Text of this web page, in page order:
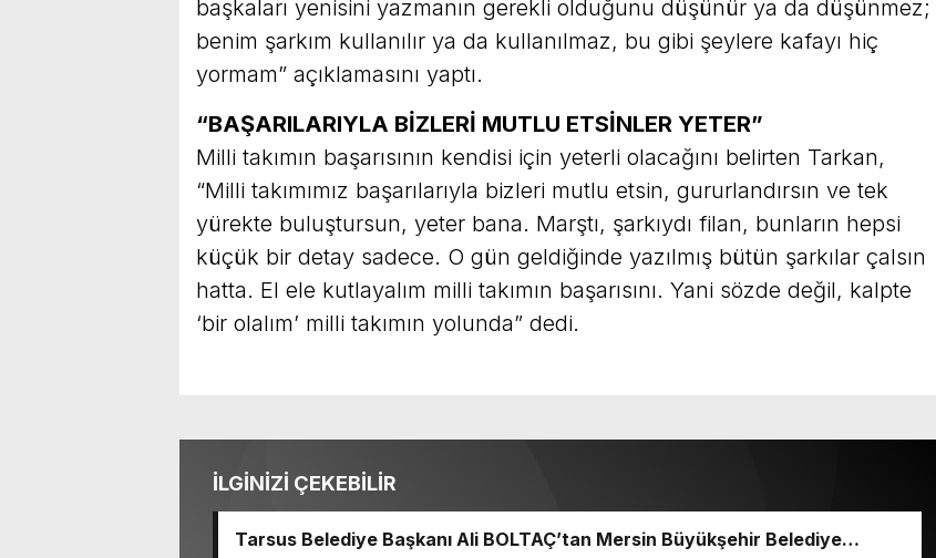
başkaları yenisini yazmanın gerekli olduğunu düşünür ya da düşünmez;
benim şarkım kullanılır ya da kullanılmaz, bu gibi şeylere kafayı hiç
yormam” açıklamasını yaptı.
“BAŞARILARIYLA BİZLERİ MUTLU ETSİNLER YETER”
Milli takımın başarısının kendisi için yeterli olacağını belirten Tarkan,
“Milli takımımız başarılarıyla bizleri mutlu etsin, gururlandırsın ve tek
yürekte buluştursun, yeter bana. Marştı, şarkıydı filan, bunların hepsi
küçük bir detay sadece. O gün geldiğinde yazılmış bütün şarkılar çalsın
hatta. El ele kutlayalım milli takımın başarısını. Yani sözde değil, kalpte
‘bir olalım’ milli takımın yolunda” dedi.
İLGİNİZİ ÇEKEBİLİR
Tarsus Belediye Başkanı Ali BOLTAÇ’tan Mersin Büyükşehir Belediye